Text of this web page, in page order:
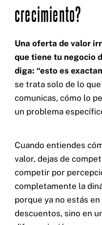
crecimiento?
Una oferta de valor
que tiene tu negocio
diga: “esto es
se trata solo de lo
comunicas, cómo lo
un problema
Cuando entiendes
valor, dejas de
competir por
completamente la
porque ya no estás
descuentos, sino en